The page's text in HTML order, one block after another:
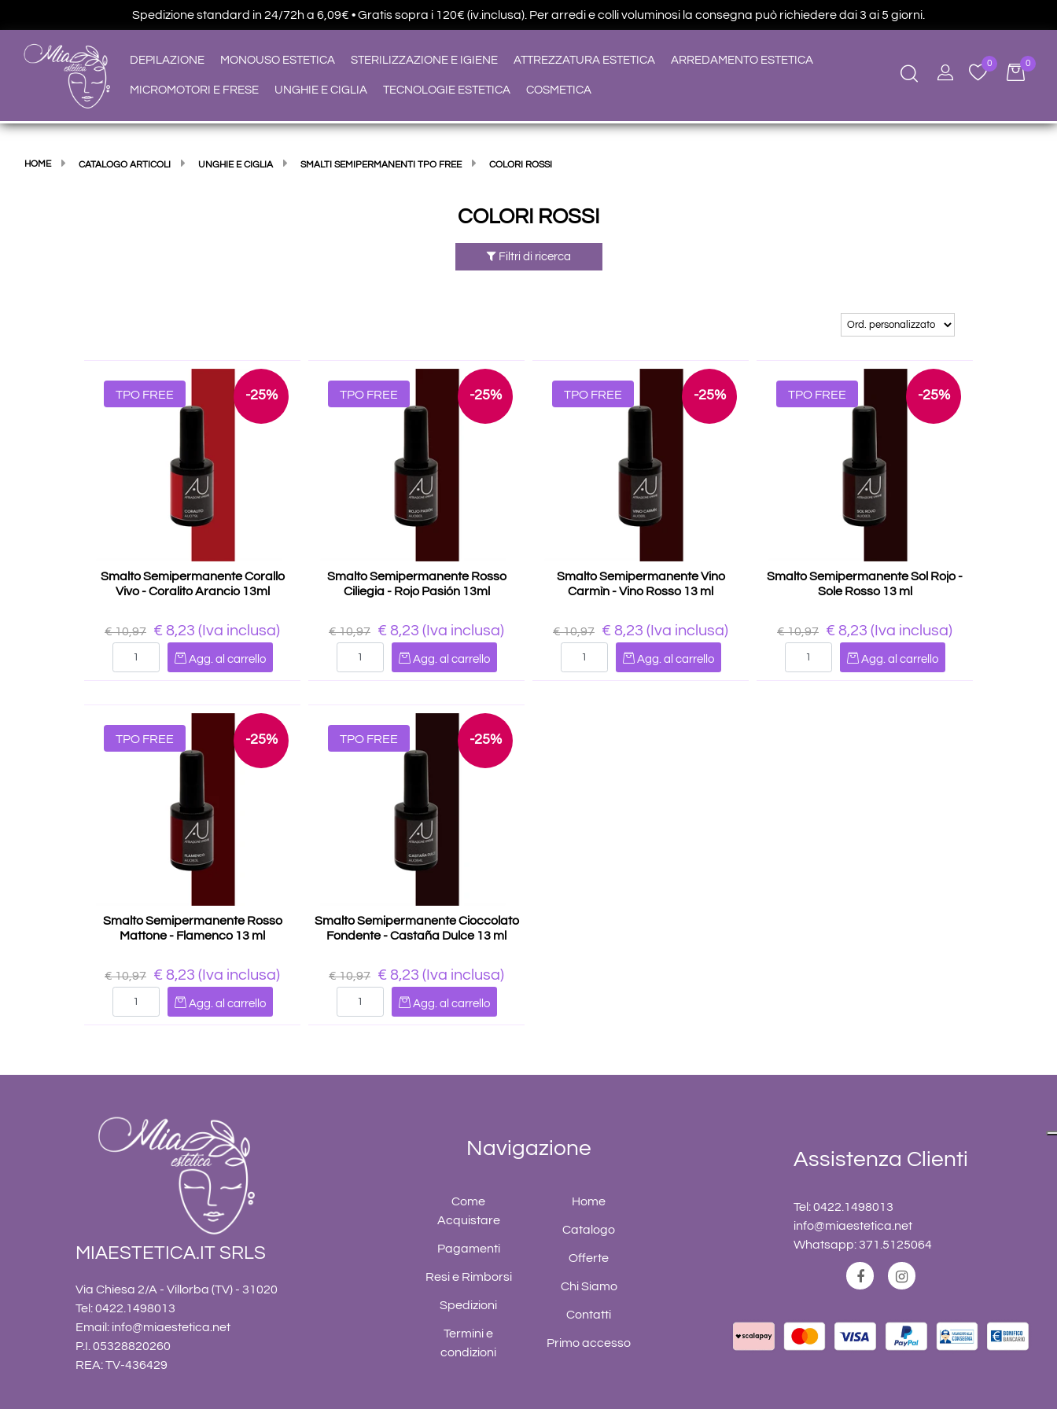
Spedizione standard in 24/72h a 6,09€ • Gratis sopra i 120€ (iv.inclusa). Per arredi e colli voluminosi la consegna può richiedere dai 3 ai 5 giorni.
DEPILAZIONE MONOUSO ESTETICA STERILIZZAZIONE E IGIENE ATTREZZATURA ESTETICA ARREDAMENTO ESTETICA
MICROMOTORI E FRESE UNGHIE E CIGLIA TECNOLOGIE ESTETICA COSMETICA
0 0
HOME CATALOGO ARTICOLI UNGHIE E CIGLIA SMALTI SEMIPERMANENTI TPO FREE COLORI ROSSI
COLORI ROSSI
Filtri di ricerca
TPO FREE -25%
Smalto Semipermanente Corallo
Vivo - Coralito Arancio 13ml
€ 10,97 € 8,23 (Iva inclusa)
Quantità
Agg. al carrello
TPO FREE -25%
Smalto Semipermanente Rosso
Ciliegia - Rojo Pasión 13ml
€ 10,97 € 8,23 (Iva inclusa)
Quantità
Agg. al carrello
TPO FREE -25%
Smalto Semipermanente Vino
Carmìn - Vino Rosso 13 ml
€ 10,97 € 8,23 (Iva inclusa)
Quantità
Agg. al carrello
TPO FREE -25%
Smalto Semipermanente Sol Rojo -
Sole Rosso 13 ml
€ 10,97 € 8,23 (Iva inclusa)
Quantità
Agg. al carrello
TPO FREE -25%
Smalto Semipermanente Rosso
Mattone - Flamenco 13 ml
€ 10,97 € 8,23 (Iva inclusa)
Quantità
Agg. al carrello
TPO FREE -25%
Smalto Semipermanente Cioccolato
Fondente - Castaña Dulce 13 ml
€ 10,97 € 8,23 (Iva inclusa)
Quantità
Agg. al carrello
MIAESTETICA.IT SRLS
Via Chiesa 2/A - Villorba (TV) - 31020
Tel: 0422.1498013
Email: info@miaestetica.net
P.I. 05328820260
REA: TV-436429
Navigazione
Come
Acquistare
Pagamenti
Resi e Rimborsi
Spedizioni
Termini e
condizioni
Home
Catalogo
Offerte
Chi Siamo
Contatti
Primo accesso
Assistenza Clienti
Tel: 0422.1498013
info@miaestetica.net
Whatsapp: 371.5125064